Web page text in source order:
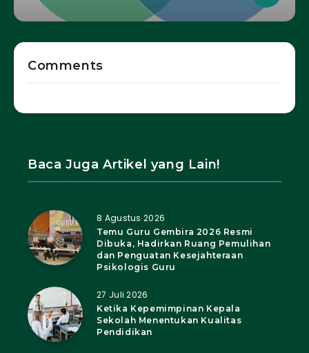
Comments
Baca Juga Artikel yang Lain!
8 Agustus 2026
Temu Guru Gembira 2026 Resmi
Dibuka, Hadirkan Ruang Pemulihan
dan Penguatan Kesejahteraan
Psikologis Guru
27 Juli 2026
Ketika Kepemimpinan Kepala
Sekolah Menentukan Kualitas
Pendidikan